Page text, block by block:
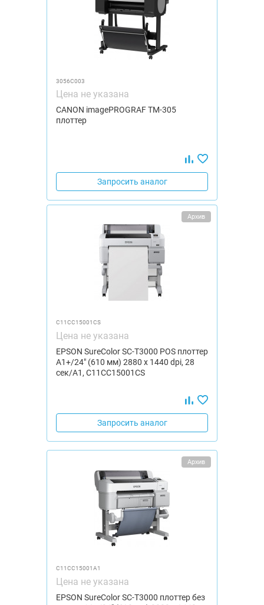
3056C003
Цена не указана
CANON imagePROGRAF TM-305
плоттер
Запросить аналог
Архив
C11CC15001CS
Цена не указана
EPSON SureColor SC-T3000 POS плоттер
A1+/24" (610 мм) 2880 x 1440 dpi, 28
сек/А1, C11CC15001CS
Запросить аналог
Архив
C11CC15001A1
Цена не указана
EPSON SureColor SC-T3000 плоттер без